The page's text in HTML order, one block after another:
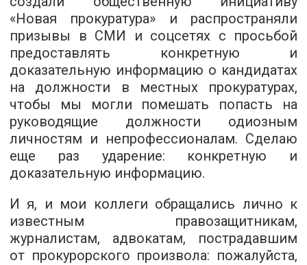
«Новая прокуратура» и распространяли
призывы в СМИ и соцсетях с просьбой
предоставлять конкретную и
доказательную информацию о кандидатах
на должности в местных прокуратурах,
чтобы мы могли помешать попасть на
руководящие должности одиозным
личностям и непрофессионалам. Сделаю
еще раз ударение: конкретную и
доказательную информацию.
И я, и мои коллеги обращались лично к
известным правозащитникам,
журналистам, адвокатам, пострадавшим
от прокурорского произвола: пожалуйста,